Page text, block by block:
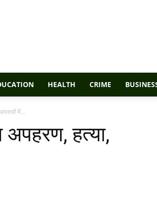
HEALTH CRIME
में...
अपहरण, हत्या,